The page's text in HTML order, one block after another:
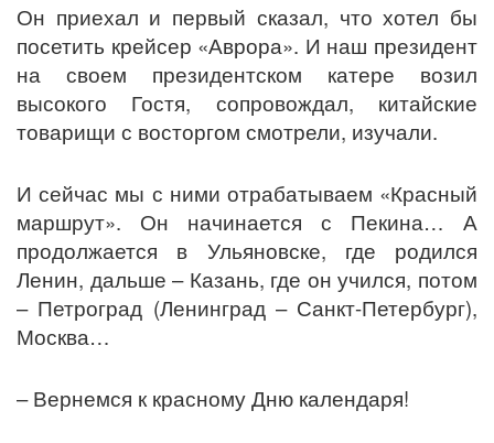
Он приехал и первый сказал, что хотел бы
посетить крейсер «Аврора». И наш президент
на своем президентском катере возил
высокого Гостя, сопровождал, китайские
товарищи с восторгом смотрели, изучали.
И сейчас мы с ними отрабатываем «Красный
маршрут». Он начинается с Пекина… А
продолжается в Ульяновске, где родился
Ленин, дальше – Казань, где он учился, потом
– Петроград (Ленинград – Санкт-Петербург),
Москва…
– Вернемся к красному Дню календаря!